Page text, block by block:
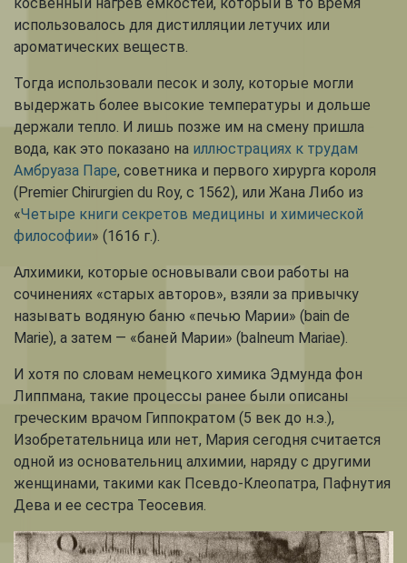
использовалось для дистилляции летучих или
ароматических веществ.
Тогда использовали песок и золу, которые могли
выдержать более высокие температуры и дольше
держали тепло. И лишь позже им на смену пришла
вода, как это показано на иллюстрациях к трудам
Амбруаза Паре, советника и первого хирурга короля
(Premier Сhirurgien du Roy, с 1562), или Жана Либо из
«Четыре книги секретов медицины и химической
философии» (1616 г.).
Алхимики, которые основывали свои работы на
сочинениях «старых авторов», взяли за привычку
называть водяную баню «печью Марии» (bain de
Marie), а затем — «баней Марии» (balneum Mariae).
И хотя по словам немецкого химика Эдмунда фон
Липпмана, такие процессы ранее были описаны
греческим врачом Гиппократом (5 век до н.э.),
Изобретательница или нет, Мария сегодня считается
одной из основательниц алхимии, наряду с другими
женщинами, такими как Псевдо-Клеопатра, Пафнутия
Дева и ее сестра Теосевия.